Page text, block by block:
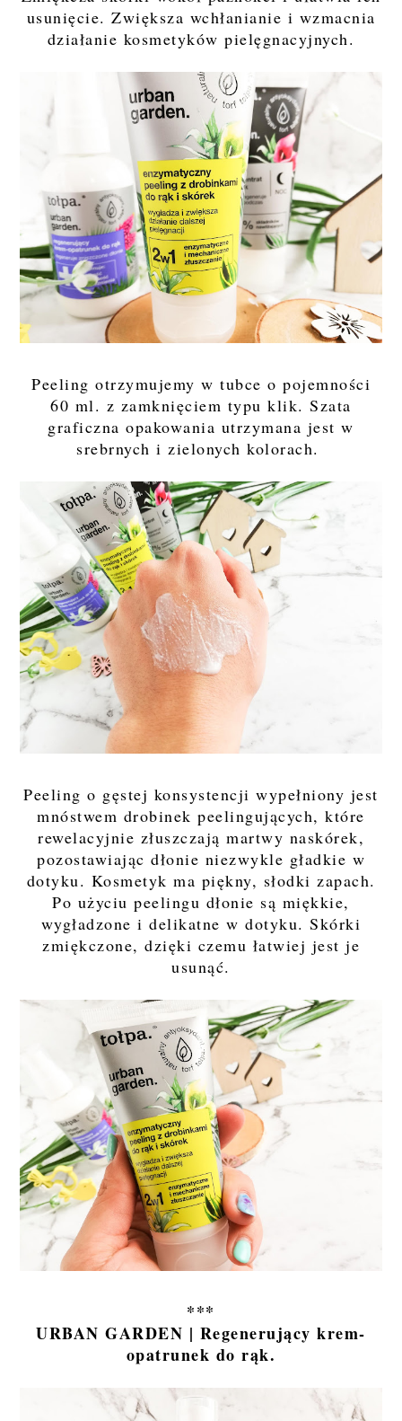
usunięcie. Zwiększa wchłanianie i wzmacnia
działanie kosmetyków pielęgnacyjnych.
Peeling otrzymujemy w tubce o pojemności
60 ml. z zamknięciem typu klik. Szata
graficzna opakowania utrzymana jest w
srebrnych i zielonych kolorach.
Peeling o gęstej konsystencji wypełniony jest
mnóstwem drobinek peelingujących, które
rewelacyjnie złuszczają martwy naskórek,
pozostawiając dłonie niezwykle gładkie w
dotyku. Kosmetyk ma piękny, słodki zapach.
Po użyciu peelingu dłonie są miękkie,
wygładzone i delikatne w dotyku. Skórki
zmiękczone, dzięki czemu łatwiej jest je
usunąć.
***
URBAN GARDEN | Regenerujący krem-
opatrunek do rąk.